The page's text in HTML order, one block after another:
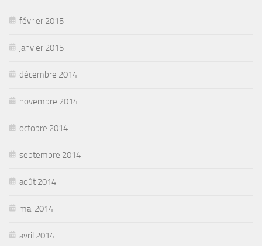
février 2015
janvier 2015
décembre 2014
novembre 2014
octobre 2014
septembre 2014
août 2014
mai 2014
avril 2014